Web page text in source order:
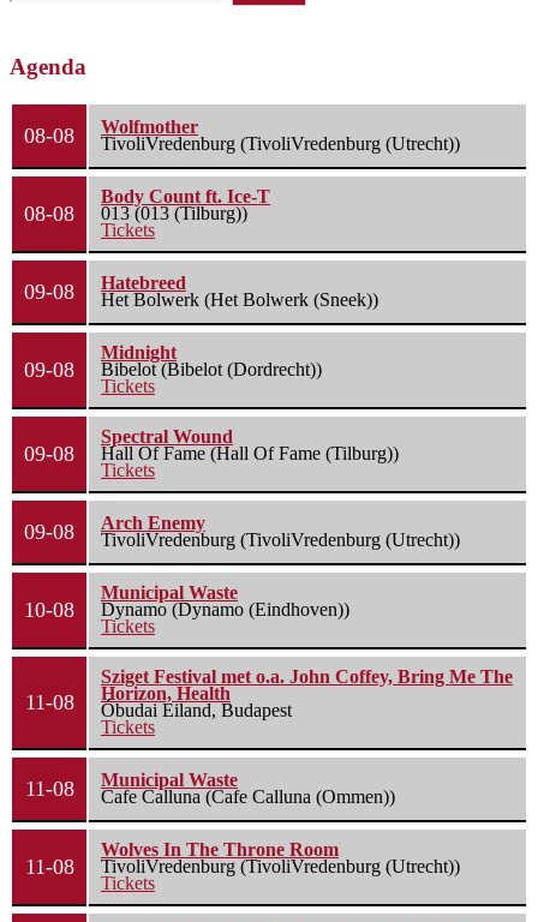
Agenda
08-08
Wolfmother
TivoliVredenburg (TivoliVredenburg (Utrecht))
08-08
Body Count ft. Ice-T
013 (013 (Tilburg))
Tickets
09-08
Hatebreed
Het Bolwerk (Het Bolwerk (Sneek))
09-08
Midnight
Bibelot (Bibelot (Dordrecht))
Tickets
09-08
Spectral Wound
Hall Of Fame (Hall Of Fame (Tilburg))
Tickets
09-08
Arch Enemy
TivoliVredenburg (TivoliVredenburg (Utrecht))
10-08
Municipal Waste
Dynamo (Dynamo (Eindhoven))
Tickets
11-08
Sziget Festival met o.a. John Coffey, Bring Me The
Horizon, Health
Óbudai Eiland, Budapest
Tickets
11-08
Municipal Waste
Cafe Calluna (Cafe Calluna (Ommen))
11-08
Wolves In The Throne Room
TivoliVredenburg (TivoliVredenburg (Utrecht))
Tickets